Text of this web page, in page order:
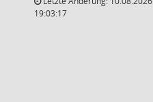
19:03:17